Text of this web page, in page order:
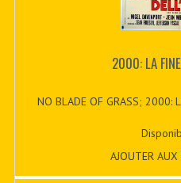
2000: LA
NO BLADE OF GRASS; 2000:
AJOUTER AUX